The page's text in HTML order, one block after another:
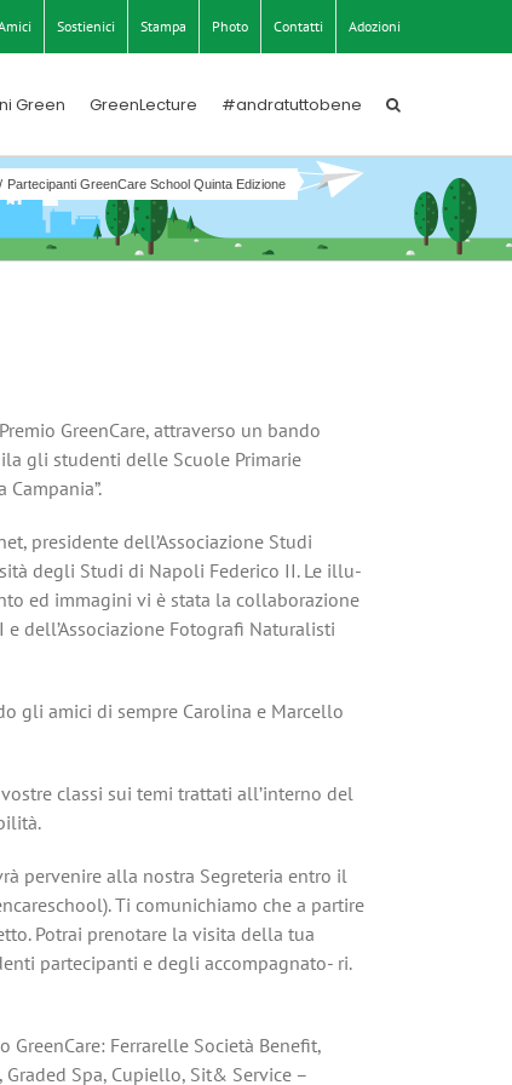
Sostienici Stampa Photo Contatti Adozioni
Green GreenLecture #andratuttobene
Partecipanti GreenCare School Quinta Edizione
GreenCare, attraverso un bando
gli studenti delle Scuole Primarie
presidente dell’Associazione Studi
degli Studi di Napoli Federico II. Le illu-
ed immagini vi è stata la collaborazione
dell’Associazione Fotografi Naturalisti
gli amici di sempre Carolina e Marcello
classi sui temi trattati all’interno del
pervenire alla nostra Segreteria entro il
Ti comunichiamo che a partire
Potrai prenotare la visita della tua
partecipanti e degli accompagnato- ri.
Ferrarelle Società Benefit,
Spa, Cupiello, Sit& Service –